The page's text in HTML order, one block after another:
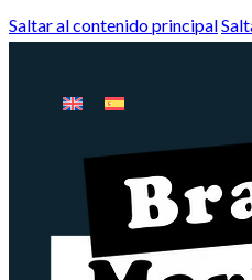
Saltar al contenido principal